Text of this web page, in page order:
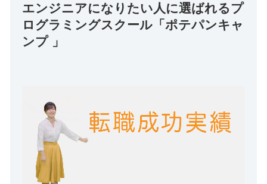
エンジニアになりたい人に選ばれるプ
ログラミングスクール「ポテパンキャ
ンプ 」